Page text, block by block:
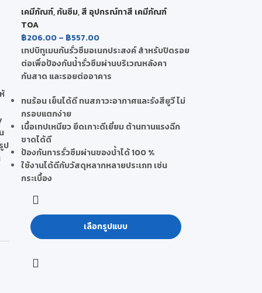
ป
เคมีภัณฑ์, กันซึม, สี อุปกรณ์ทาสี เคมีภัณฑ์
TOA
฿206.00 – ฿557.00
เทปบิทูเมนกันรั่วซึมอเนกประสงค์ สำหรับปิดรอย
ต่อเพื่อป้องกันน้ำรั่วซึมผ่านบริเวณหลังคา
กันสาด และรอยต่ออาคาร
ทนร้อน เย็นได้ดี ทนสภาวะอากาศและรังสียูวี ไม่
กรอบแตกง่าย
เนื้อเทปเหนียว ยึดเกาะดีเยี่ยม ต้านทานแรงฉีก
ขาดได้ดี
ป้องกันการรั่วซึมผ่านของน้ำได้ 100 %
ใช้งานได้ดีกับวัสดุหลากหลายประเภท เช่น
กระเบื้อง
เลือกรูปแบบ